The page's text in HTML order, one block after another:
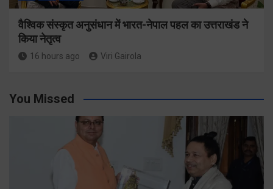
वैश्विक संस्कृत अनुसंधान में भारत-नेपाल पहल का उत्तराखंड ने
किया नेतृत्व
16 hours ago Viri Gairola
You Missed